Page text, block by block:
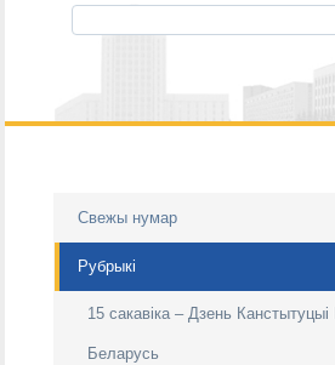
Свежы нумар
Рубрыкі
15 сакавіка – Дзень Канстытуцыі
Беларусь